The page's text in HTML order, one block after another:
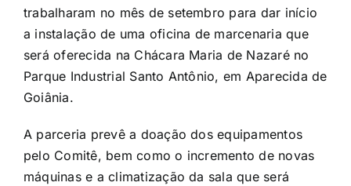
trabalharam no mês de setembro para dar início
a instalação de uma oficina de marcenaria que
será oferecida na Chácara Maria de Nazaré no
Parque Industrial Santo Antônio, em Aparecida de
Goiânia.
A parceria prevê a doação dos equipamentos
pelo Comitê, bem como o incremento de novas
máquinas e a climatização da sala que será